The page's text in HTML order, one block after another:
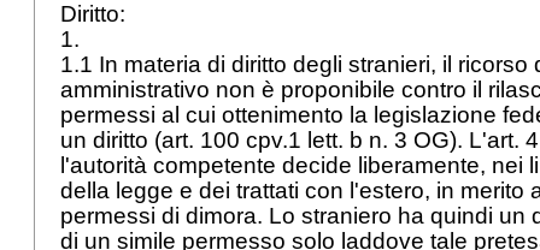
Diritto:
1.
1.1 In materia di diritto degli stranieri, il ricorso
amministrativo non è proponibile contro il
permessi al cui ottenimento la legislazione
un diritto (art. 100 cpv.1 lett. b n. 3 OG). L'art.
l'autorità competente decide liberamente, nei
della legge e dei trattati con l'estero, in merito
permessi di dimora. Lo straniero ha quindi un
di un simile permesso solo laddove tale